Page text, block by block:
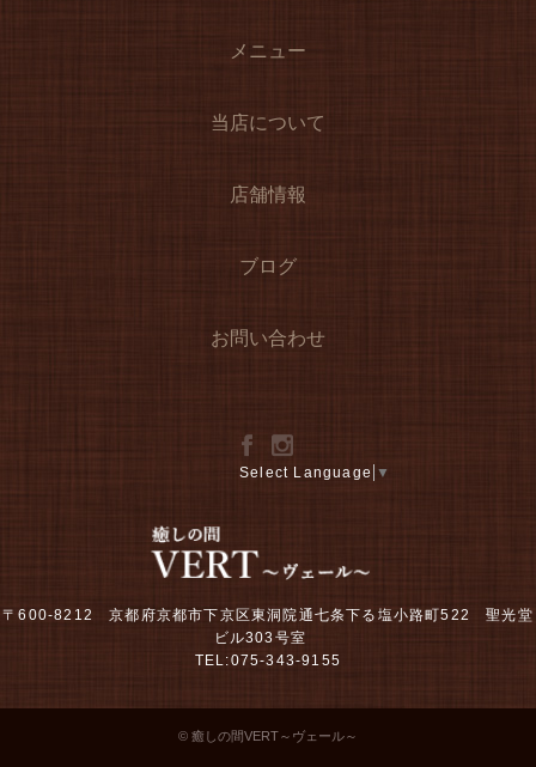
メニュー
当店について
店舗情報
ブログ
お問い合わせ
Select Language ▼
〒600-8212 京都府京都市下京区東洞院通七条下る塩小路町522 聖光堂
ビル303号室
TEL:075-343-9155
© 癒しの間VERT～ヴェール～